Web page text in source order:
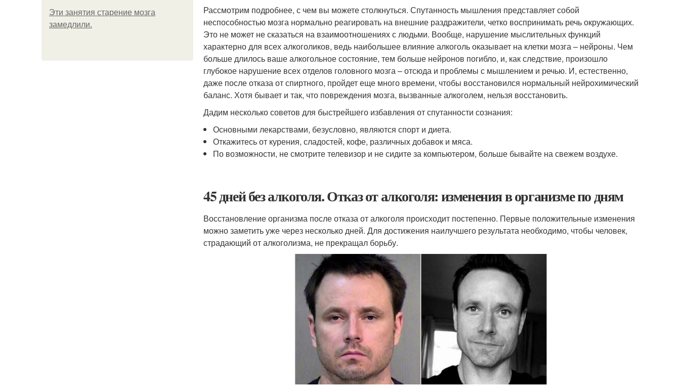
Эти занятия старение мозга
замедлили.
Рассмотрим подробнее, с чем вы можете столкнуться. Спутанность мышления представляет собой
неспособностью мозга нормально реагировать на внешние раздражители, четко воспринимать речь окружающих.
Это не может не сказаться на взаимоотношениях с людьми. Вообще, нарушение мыслительных функций
характерно для всех алкоголиков, ведь наибольшее влияние алкоголь оказывает на клетки мозга – нейроны. Чем
больше длилось ваше алкогольное состояние, тем больше нейронов погибло, и, как следствие, произошло
глубокое нарушение всех отделов головного мозга – отсюда и проблемы с мышлением и речью. И, естественно,
даже после отказа от спиртного, пройдет еще много времени, чтобы восстановился нормальный нейрохимический
баланс. Хотя бывает и так, что повреждения мозга, вызванные алкоголем, нельзя восстановить.
Дадим несколько советов для быстрейшего избавления от спутанности сознания:
Основными лекарствами, безусловно, являются спорт и диета.
Откажитесь от курения, сладостей, кофе, различных добавок и мяса.
По возможности, не смотрите телевизор и не сидите за компьютером, больше бывайте на свежем воздухе.
45 дней без алкоголя. Отказ от алкоголя: изменения в организме по дням
Восстановление организма после отказа от алкоголя происходит постепенно. Первые положительные изменения
можно заметить уже через несколько дней. Для достижения наилучшего результата необходимо, чтобы человек,
страдающий от алкоголизма, не прекращал борьбу.